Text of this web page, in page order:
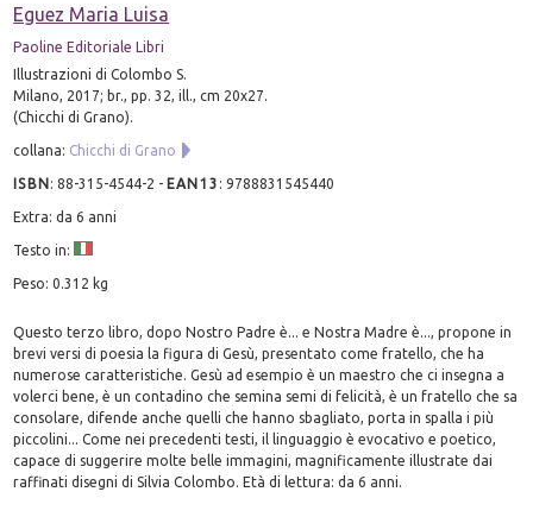
Eguez Maria Luisa
Paoline Editoriale Libri
Illustrazioni di Colombo S.
Milano, 2017; br., pp. 32, ill., cm 20x27.
(Chicchi di Grano).
collana: Chicchi di Grano
ISBN:88-315-4544-2 - EAN13 :9788831545440
Extra: da 6 anni
Testo in:
Peso: 0.312 kg
Questo terzo libro, dopo Nostro Padre è... e Nostra Madre è..., propone in
brevi versi di poesia la figura di Gesù, presentato come fratello, che ha
numerose caratteristiche. Gesù ad esempio è un maestro che ci insegna a
volerci bene, è un contadino che semina semi di felicità, è un fratello che sa
consolare, difende anche quelli che hanno sbagliato, porta in spalla i più
piccolini... Come nei precedenti testi, il linguaggio è evocativo e poetico,
capace di suggerire molte belle immagini, magnificamente illustrate dai
raffinati disegni di Silvia Colombo. Età di lettura: da 6 anni.